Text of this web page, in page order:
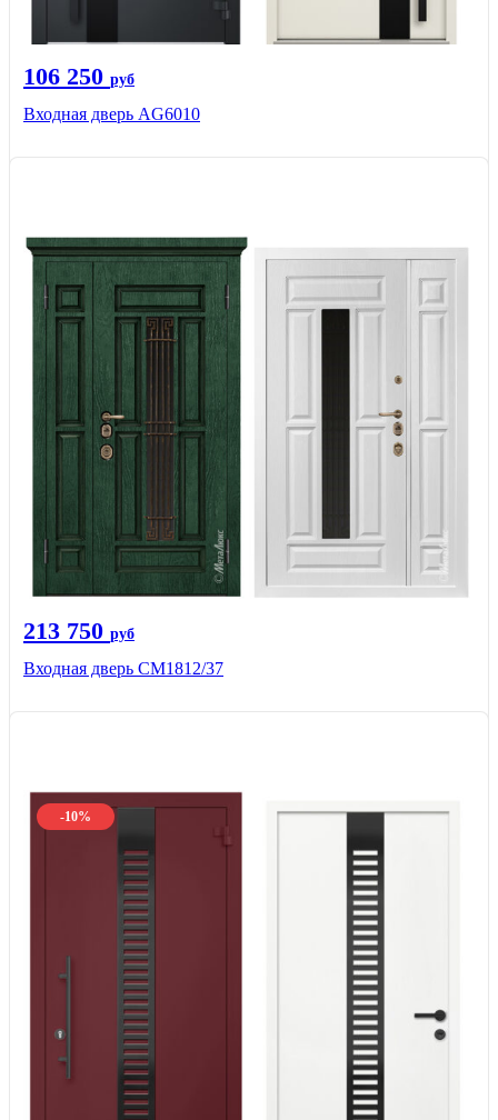
106 250 руб
Входная дверь AG6010
213 750 руб
Входная дверь СМ1812/37
-10%